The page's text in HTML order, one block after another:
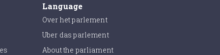
Language
Over het parlement
Uber das parlement
About the parliament